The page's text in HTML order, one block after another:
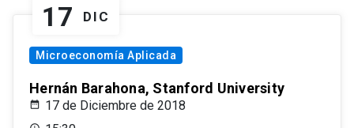
17 DIC
Microeconomía Aplicada
Hernán Barahona, Stanford University
17 de Diciembre de 2018